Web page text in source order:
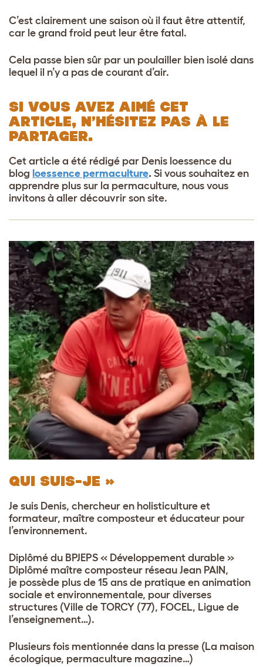
C’est clairement une saison où il faut être attentif,
car le grand froid peut leur être fatal.
Cela passe bien sûr par un poulailler bien isolé dans
lequel il n’y a pas de courant d’air.
SI VOUS AVEZ AIMÉ CET
ARTICLE, N’HÉSITEZ PAS À LE
PARTAGER.
Cet article a été rédigé par Denis loessence du
blog loessence permaculture. Si vous souhaitez en
apprendre plus sur la permaculture, nous vous
invitons à aller découvrir son site.
QUI SUIS-JE »
Je suis Denis, chercheur en holisticulture et
formateur, maître composteur et éducateur pour
l’environnement.
Diplômé du BPJEPS « Développement durable »
Diplômé maître composteur réseau Jean PAIN,
je possède plus de 15 ans de pratique en animation
sociale et environnementale, pour diverses
structures (Ville de TORCY (77), FOCEL, Ligue de
l’enseignement…).
Plusieurs fois mentionnée dans la presse (La maison
écologique, permaculture magazine…)